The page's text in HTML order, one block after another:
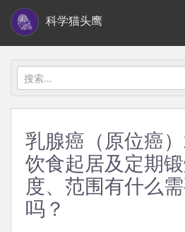
i
科学猫头鹰
搜
索：
乳腺癌（原位癌
饮食起居及定期
度、范围有什么
吗？